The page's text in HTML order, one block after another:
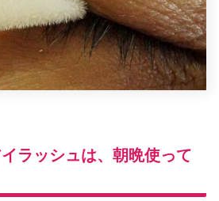
ラッシュは、朝晩使って